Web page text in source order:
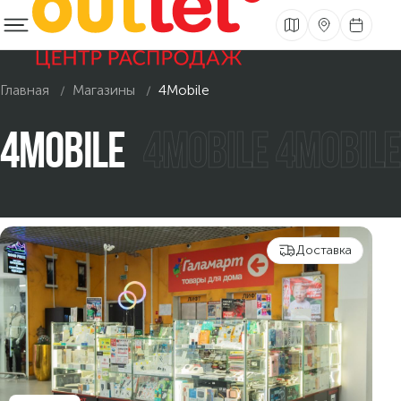
Главная Магазины 4Mobile
4MOBILE 4MOBILE
Доставка
Что такое Cookie?
Cookie (англ. cookies) являются текстовым файлом,
сохраненным в браузере компьютера (мобильного
устройства) пользователя официального интернет-
сайта ООО «Табак-инвест» (далее — сайт) при его